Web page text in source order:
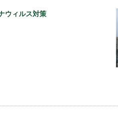
ウィルス対策